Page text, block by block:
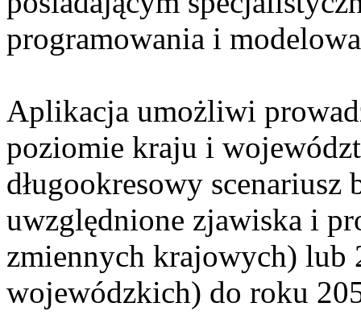
programowania i
Aplikacja umożliwi
poziomie kraju i
długookresowy
uwzględnione zjawiska i
zmiennych krajowych) lub
wojewódzkich) do roku